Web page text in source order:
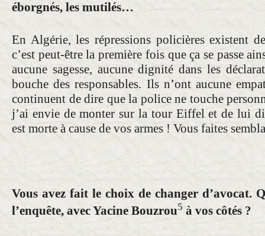
éborgnés, les mutilés…
En Algérie, les répressions policières existent
c’est peut-être la première fois que ça se passe
aucune sagesse, aucune dignité dans les
bouche des responsables. Ils n’ont aucune
continuent de dire que la police ne touche
j’ai envie de monter sur la tour Eiffel et de lui
est morte à cause de vos armes ! Vous faites
Vous avez fait le choix de changer d’avocat.
l’enquête, avec Yacine Bouzrou5 à vos côtés ?